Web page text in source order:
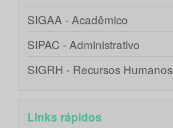
SIGAA - Acadêmico
SIPAC - Administrativo
SIGRH - Recursos Humanos
Links rápidos